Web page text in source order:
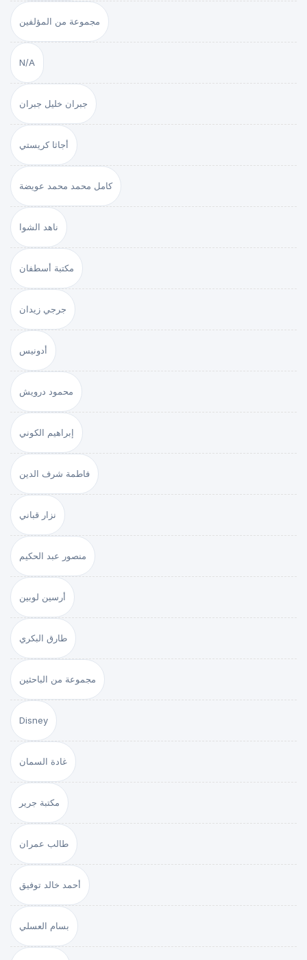
مجموعة من المؤلفين
N/A
جبران خليل جبران
أجاثا كريستي
كامل محمد محمد عويضة
ناهد الشوا
مكتبة أسطفان
جرجي زيدان
أدونيس
محمود درويش
إبراهيم الكوني
فاطمة شرف الدين
نزار قباني
منصور عبد الحكيم
أرسين لوبين
طارق البكري
مجموعة من الباحثين
Disney
غادة السمان
مكتبة جرير
طالب عمران
أحمد خالد توفيق
بسام العسلي